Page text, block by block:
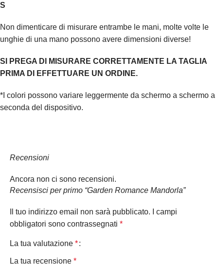
S
Non dimenticare di misurare entrambe le mani, molte volte le
unghie di una mano possono avere dimensioni diverse!
SI PREGA DI MISURARE CORRETTAMENTE LA TAGLIA
PRIMA DI EFFETTUARE UN ORDINE.
*I colori possono variare leggermente da schermo a schermo a
seconda del dispositivo.
Recensioni
Ancora non ci sono recensioni.
Recensisci per primo “Garden Romance Mandorla”
Il tuo indirizzo email non sarà pubblicato.
I campi
obbligatori sono contrassegnati *
La tua valutazione *
La tua recensione *